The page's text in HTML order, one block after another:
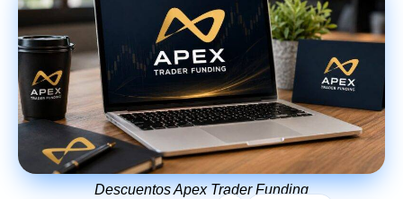
Descuentos Apex Trader Funding